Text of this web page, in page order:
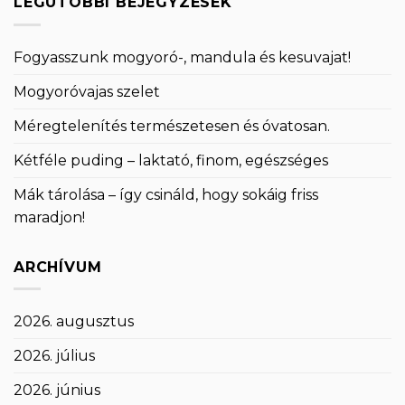
Fogyasszunk mogyoró-, mandula és kesuvajat!
Mogyoróvajas szelet
Méregtelenítés természetesen és óvatosan.
Kétféle puding – laktató, finom, egészséges
Mák tárolása – így csináld, hogy sokáig friss
maradjon!
ARCHÍVUM
2026. augusztus
2026. július
2026. június